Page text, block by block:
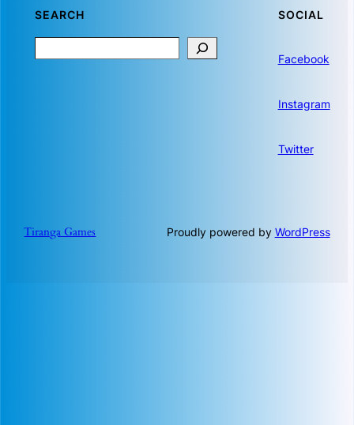
SEARCH SOCIAL
Facebook
Instagram
Twitter
Tiranga Games Proudly powered by WordPress